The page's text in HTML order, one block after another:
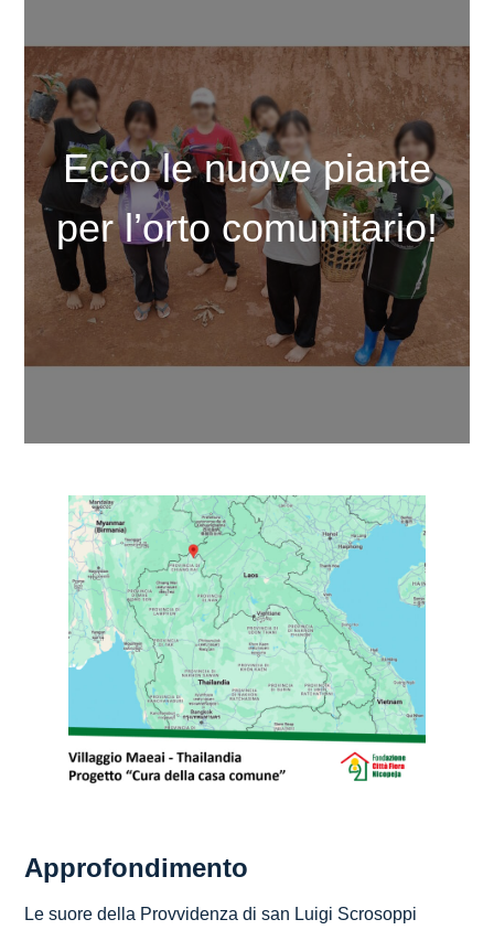
Ecco le nuove piante
per l’orto comunitario!
Approfondimento
Le suore della Provvidenza di san Luigi Scrosoppi